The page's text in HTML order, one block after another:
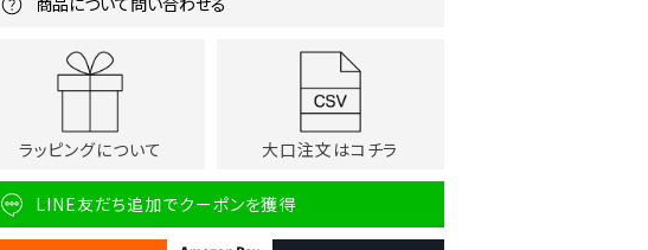
ラッピングについて 大口注文はコチラ
LINE友だち追加でクーポンを獲得